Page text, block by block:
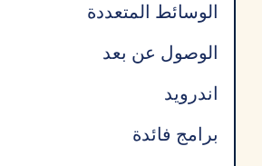
الوسائط المتعددة
الوصول عن بعد
اندرويد
برامج فائدة